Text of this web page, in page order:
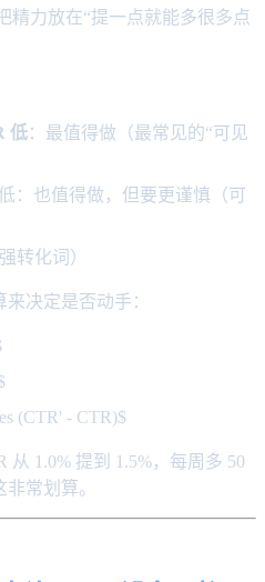
精力放在“提一点就能多很多点
低：最值得做（最常见的“可见
：也值得做，但要更谨慎（可
转化词）
决定是否动手：
(CTR' - CTR)$
从 1.0% 提到 1.5%，每周多 50
常划算。